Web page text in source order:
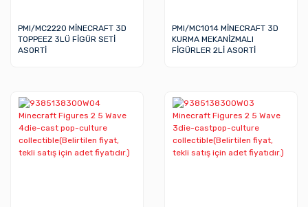
PMI/MC2220 MİNECRAFT 3D
TOPPEEZ 3LÜ FİGÜR SETİ
ASORTİ
PMI/MC1014 MİNECRAFT 3D
KURMA MEKANİZMALI
FİGÜRLER 2Lİ ASORTİ